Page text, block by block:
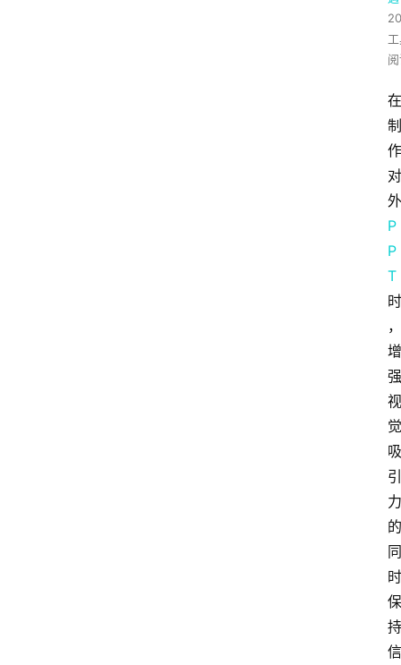
在
制
作
对
外
P
P
T
时
，
增
强
视
觉
吸
引
力
的
同
时
保
持
信